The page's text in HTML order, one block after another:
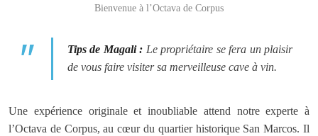
Bienvenue à l’Octava de Corpus
Tips de Magali : Le propriétaire se fera un plaisir
de vous faire visiter sa merveilleuse cave à vin.
Une expérience originale et inoubliable attend notre experte à
l’Octava de Corpus, au cœur du quartier historique San Marcos. Il